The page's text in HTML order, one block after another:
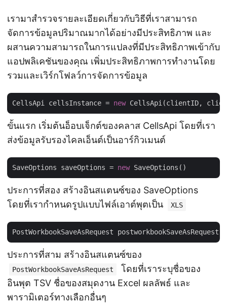
เรามาสำรวจรายละเอียดเกี่ยวกับวิธีที่เราสามารถ
จัดการข้อมูลปริมาณมากได้อย่างมีประสิทธิภาพ และ
ผสานความสามารถในการแปลงที่มีประสิทธิภาพเข้ากับ
แอปพลิเคชันของคุณ เพิ่มประสิทธิภาพการทำงานโดย
รวมและเวิร์กโฟลว์การจัดการข้อมูล
CellsApi cellsInstance = new
ขั้นแรก เริ่มต้นอ็อบเจ็กต์ของคลาส CellsApi โดยที่เรา
ส่งข้อมูลรับรองไคลเอ็นต์เป็นอาร์กิวเมนต์
SaveOptions saveOptions = new
ประการที่สอง สร้างอินสแตนซ์ของ SaveOptions
โดยที่เรากำหนดรูปแบบไฟล์เอาต์พุตเป็น
XLS
PostWorkbookSaveAsRequest postworkbookSaveAsRequest
ประการที่สาม สร้างอินสแตนซ์ของ
PostWorkbookSaveAsRequest
โดยที่เราระบุชื่อของ
อินพุต TSV ชื่อของสมุดงาน Excel ผลลัพธ์ และ
พารามิเตอร์ทางเลือกอื่นๆ